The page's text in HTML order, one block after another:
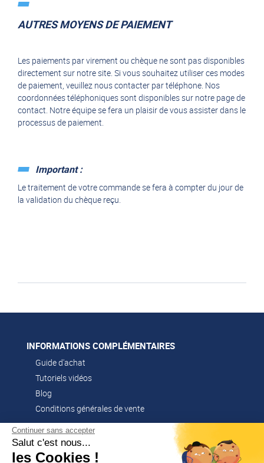
Continuer sans accepter
Salut c'est nous...
les Cookies !
AUTRES MOYENS DE PAIEMENT
Les paiements par virement ou chèque ne sont pas disponibles
directement sur notre site. Si vous souhaitez utiliser ces modes
de paiement, veuillez nous contacter par téléphone. Nos
coordonnées téléphoniques sont disponibles sur notre page de
contact. Notre équipe se fera un plaisir de vous assister dans le
processus de paiement.
Important :
Le traitement de votre commande se fera à compter du jour de
la validation du chèque reçu.
INFORMATIONS COMPLÉMENTAIRES
Guide d'achat
Tutoriels vidéos
Blog
Conditions générales de vente
CONTACT